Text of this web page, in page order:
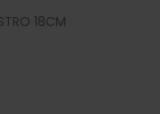
18CM